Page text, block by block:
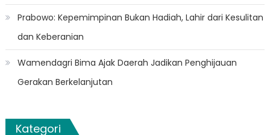
Prabowo: Kepemimpinan Bukan Hadiah, Lahir dari Kesulitan
dan Keberanian
Wamendagri Bima Ajak Daerah Jadikan Penghijauan
Gerakan Berkelanjutan
Kategori